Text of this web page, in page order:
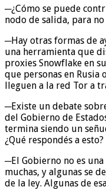
─¿Cómo se puede
nodo de salida, para
─Hay otras formas de
una herramienta que
proxies Snowflake en
que personas en Rusia
lleguen a la red Tor a
─Existe un debate
del Gobierno de
termina siendo un
¿Qué respondés a esto?
─El Gobierno no es
muchas, y algunas se
de la ley. Algunas de